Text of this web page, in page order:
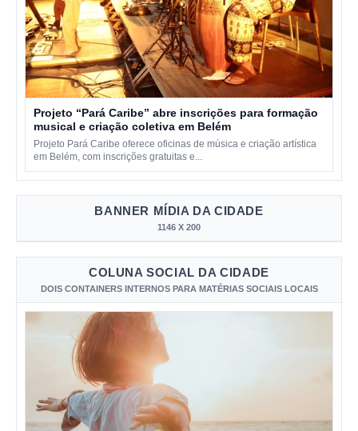
Projeto “Pará Caribe” abre inscrições para formação
musical e criação coletiva em Belém
Projeto Pará Caribe oferece oficinas de música e criação artística
em Belém, com inscrições gratuitas e...
BANNER MÍDIA DA CIDADE
1146 X 200
COLUNA SOCIAL DA CIDADE
DOIS CONTAINERS INTERNOS PARA MATÉRIAS SOCIAIS LOCAIS